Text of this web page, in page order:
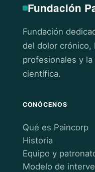
Fundación
Fundación
del dolor crónico,
profesionales y
científica.
CONÓCENOS
Qué es Paincorp
Historia
Equipo y
Modelo de